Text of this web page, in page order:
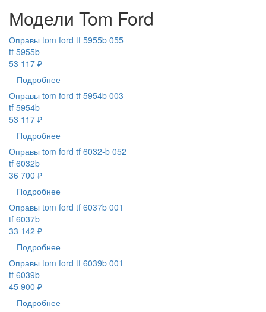
Модели Tom Ford
Оправы tom ford tf 5955b 055
tf 5955b
53 117 ₽
Подробнее
Оправы tom ford tf 5954b 003
tf 5954b
53 117 ₽
Подробнее
Оправы tom ford tf 6032-b 052
tf 6032b
36 700 ₽
Подробнее
Оправы tom ford tf 6037b 001
tf 6037b
33 142 ₽
Подробнее
Оправы tom ford tf 6039b 001
tf 6039b
45 900 ₽
Подробнее